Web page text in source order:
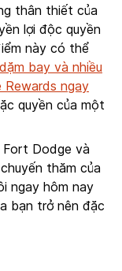
thân thiết của
lợi độc quyền
này có thể
bay và nhiều
Rewards ngay
quyền của một
Fort Dodge và
thăm của
ngay hôm nay
bạn trở nên đặc